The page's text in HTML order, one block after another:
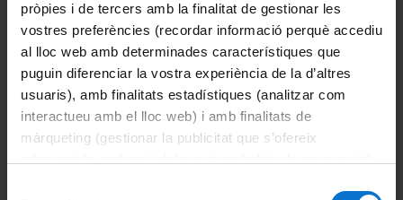
pròpies i de tercers amb la finalitat de gestionar les
vostres preferències (recordar informació perquè accediu
al lloc web amb determinades característiques que
puguin diferenciar la vostra experiència de la d’altres
usuaris), amb finalitats estadístiques (analitzar com
interactueu amb el lloc web) i amb finalitats de
màrqueting (gestionar la publicitat que s’ofereix
Nou catàleg de tràmits de la Seu Electrònica
Notícia | Wed Feb 12 01:00:00 CET 2025
Ramblejant per l’Arxiu de la Universitat de Barcelona
Notícia | Fri May 15 02:00:00 CEST 2026
Assentant les bases dels primers tallers didàctics perquè
els centres educatius descobreixin l’Arxiu de la UB a